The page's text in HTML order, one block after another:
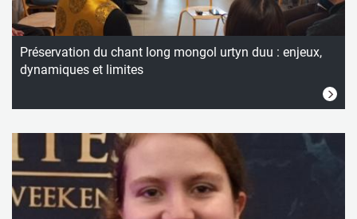
Préservation du chant long mongol urtyn duu : enjeux,
dynamiques et limites